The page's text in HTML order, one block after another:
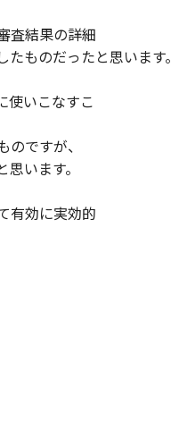
査結果の詳細
ものだったと思います。
使いこなすこ
ですが、
います。
有効に実効的